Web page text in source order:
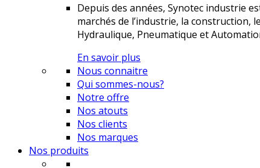
Depuis des années, Synotec industrie
marchés de l’industrie, la construction,
Hydraulique, Pneumatique et
En savoir plus
Nous connaitre
Qui sommes-nous?
Notre offre
Nos atouts
Nos clients
Nos marques
Nos produits